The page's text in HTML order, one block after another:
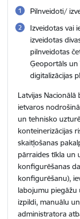
Pilnveidoti/
Izveidotas vai
izveidotas
pilnveidotas
Ģeoportāls
digitalizācijas
Latvijas Nacionālā
ietvaros
un tehnisko
konteinerizācijas
skaitļošanas
pārraides tīkla un
konfigurēšanas
konfigurēšanu),
labojumu
izpildi, manuālu
administratora